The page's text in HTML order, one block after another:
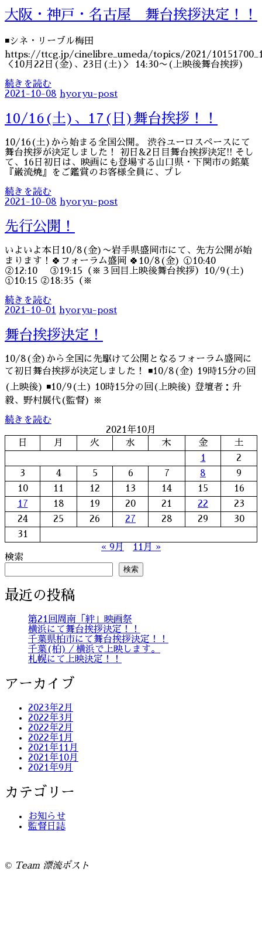
大阪・神戸・名古屋 舞台挨拶決定！！
◾️シネ・リーブル梅田
https://ttcg.jp/cinelibre_umeda/topics/2021/
＜10月22日(金)、23日(土)＞ 14:30〜(上映後舞台挨拶)
続きを読む
2021-10-08 hyoryu-post
10/16(土)、17(日)舞台挨拶！！
10/16(土)から始まる全国公開。 渋谷ユーロスペースにて
舞台挨拶が決定しました！ 初日&2日目舞台挨拶決定!! そし
て、16日初日は、映画にも登場する山口県・下関市の銘菓
『巌流焼』をご鑑賞のお客様全員に、プレ
続きを読む
2021-10-08 hyoryu-post
先行公開！
いよいよ本日10/8(金)〜岩手県盛岡市にて、先方公開が始
まります！🍀フォーラム盛岡 🍀10/8(金) ①10:40
②12:10 ③19:15（※３回目上映後舞台挨拶）10/9(土)
①10:15 ②18:35（※
続きを読む
2021-10-01
hyoryu-post
舞台挨拶決定！
10/8(金)から全国に先駆けて公開となるフォーラム盛岡に
て初日舞台挨拶が決定しました！ ◾️10/8(金) 19時15分の回
(上映後) ◾️10/9(土) 10時15分の回(上映後) 登壇者：升
毅、野村展代(監督) ※
続きを読む
2021年10月
日
月 火 水 木 金
土
1
2
3
4 5 6 7 8
9
10
11 12 13 14 15
16
17
18 19 20 21 22
23
24
25 26 27 28 29
30
31
« 9月
11月 »
検索
検索
最近の投稿
第21回周南「絆」映画祭
横浜にて舞台挨拶決定！！
千葉県柏市にて舞台挨拶決定！！
千葉(柏)／横浜で上映します。
札幌にて上映決定！！
アーカイブ
2023年2月
2022年3月
2022年2月
2022年1月
2021年11月
2021年10月
2021年9月
カテゴリー
お知らせ
監督日誌
© Team 漂流ポスト